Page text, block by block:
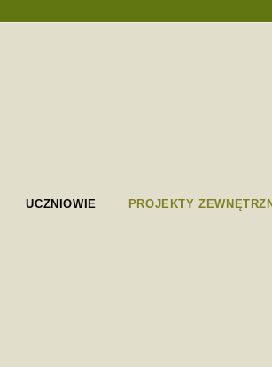
UCZNIOWIE PROJEKTY